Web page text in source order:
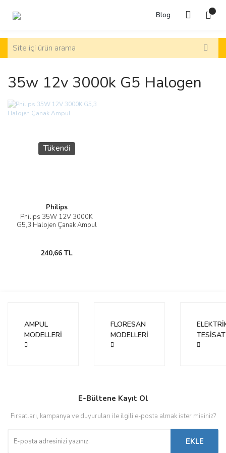
Blog
35w 12v 3000k G5 Halogen
Tükendi
Philips
Philips 35W 12V 3000K
G5,3 Halojen Çanak Ampul
240,66 TL
AMPUL
MODELLERİ
FLORESAN
MODELLERİ
TESİSAT
E-Bültene Kayıt Ol
Fırsatları, kampanya ve duyuruları ile ilgili e-posta almak ister misiniz?
EKLE